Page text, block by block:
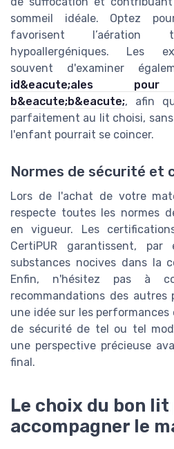
sommeil idéale. Optez
favorisent
hypoallergéniques. Les
souvent d'examiner
id&eacute;ales
b&eacute;b&eacute;, afin
parfaitement au lit choisi, sans
l'enfant pourrait se coincer.
Normes de sécurité et
Lors de l'achat de votre
respecte toutes les normes
en vigueur. Les
CertiPUR garantissent, par
substances nocives dans la
Enfin, n'hésitez pas à
recommandations des
une idée sur les
de sécurité de tel ou tel
une perspective précieuse
final.
Le choix du bon lit
accompagner le